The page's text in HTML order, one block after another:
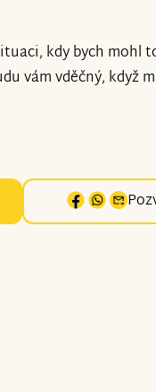
kdy bych mohl
vám vděčný, když